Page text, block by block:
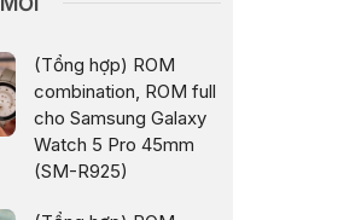
(Tổng hợp) ROM
combination, ROM full
cho Samsung Galaxy
Watch 5 Pro 45mm
(SM-R925)